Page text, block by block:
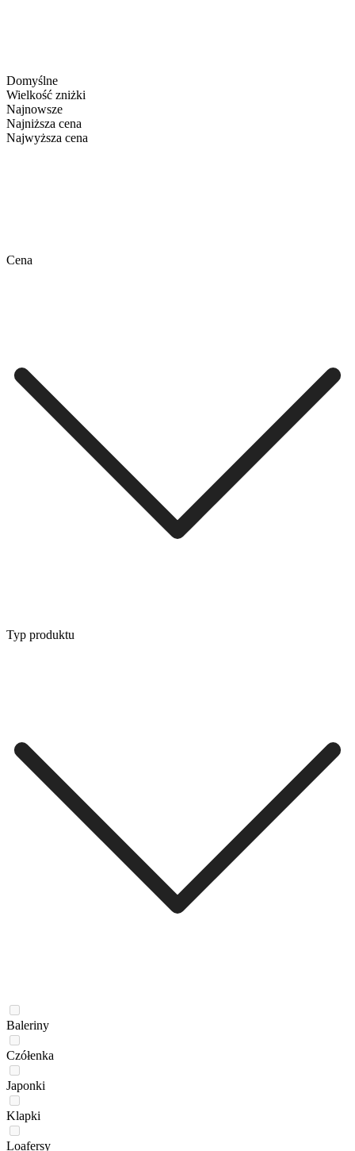
Domyślne
Wielkość zniżki
Najnowsze
Najniższa cena
Najwyższa cena
Cena
Typ produktu
Baleriny
Czółenka
Japonki
Klapki
Loafersy